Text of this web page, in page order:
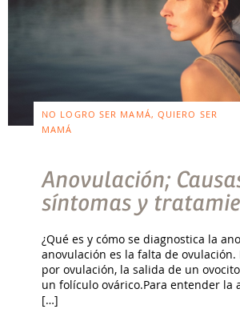
NO LOGRO SER MAMÁ, QUIERO SER
MAMÁ
Anovulación;
síntomas y
¿Qué es y cómo se diagnostica la
anovulación es la falta de ovulación.
por ovulación, la salida de un
un folículo ovárico.Para entender la
[…]